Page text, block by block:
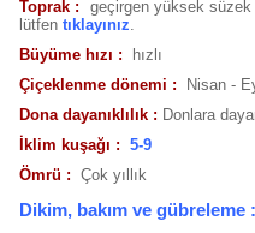
Toprak : geçirgen yüksek süzek
lütfen tıklayınız.
Büyüme hızı : hızlı
Çiçeklenme dönemi : Nisan -
Dona dayanıklılık : Donlara
İklim kuşağı : 5-9
Ömrü : Çok yıllık
Dikim, bakım ve gübreleme :